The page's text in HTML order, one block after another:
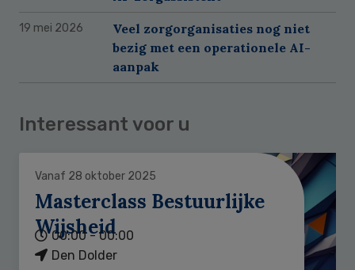
19 mei 2026
Veel zorgorganisaties nog niet
bezig met een operationele AI-
aanpak
Interessant voor u
Vanaf 28 oktober 2025
Masterclass Bestuurlijke
Wijsheid
00:00 - 00:00
Den Dolder